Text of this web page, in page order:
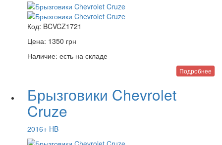
Код: BCVCZ1721
Цена: 1350 грн
Наличие: есть на складе
Подробнее
Брызговики Chevrolet
Cruze
2016+ HB